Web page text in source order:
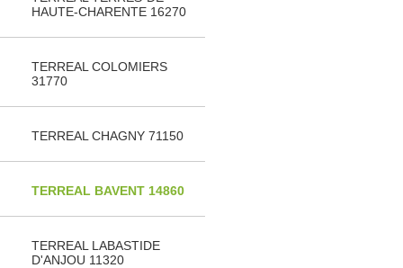
HAUTE-CHARENTE 16270
TERREAL COLOMIERS
31770
TERREAL CHAGNY 71150
TERREAL BAVENT 14860
TERREAL LABASTIDE
D'ANJOU 11320